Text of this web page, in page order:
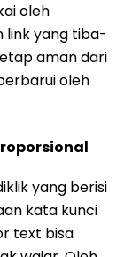
oleh
link yang tiba-
aman dari
oleh
yang berisi
kata kunci
text bisa